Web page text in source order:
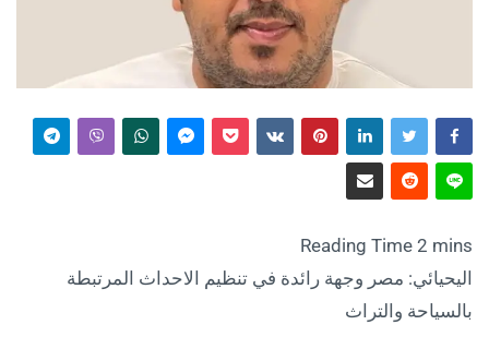
اليحيائي: مصر وجهة رائدة في تنظيم الاحداث المرتبطة
بالسياحة والتراث